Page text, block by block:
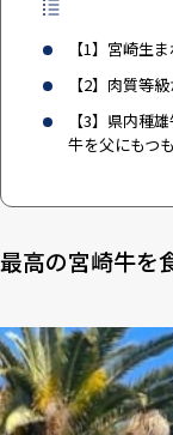
【1】宮崎生
【2】肉質等
【3】県内種
牛を父にもつ
最高の宮崎牛を